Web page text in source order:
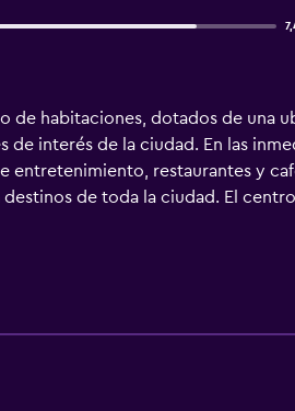
de habitaciones, dotados de una
de interés de la ciudad. En las
entretenimiento, restaurantes y
de toda la ciudad. El
minutos en coche y el parque
internacional de negocios, así